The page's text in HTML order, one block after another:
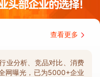
查看更多
业分析、竞品对比、消费
网曝光，已为5000+企业